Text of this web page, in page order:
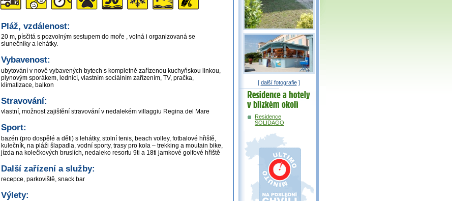
Pláž, vzdálenost:
20 m, písčitá s pozvolným sestupem do moře , volná i organizovaná se
slunečníky a lehátky.
Vybavenost:
ubytování v nově vybavených bytech s kompletně zařízenou kuchyňskou linkou,
plynovým sporákem, lednicí, vlastním sociálním zařízením, TV, pračka,
klimatizace, balkon
Stravování:
vlastní, možnost zajištění stravování v nedalekém villaggiu Regina del Mare
Sport:
bazén (pro dospělé a děti) s lehátky, stolní tenis, beach volley, fotbalové hřiště,
kulečník, na pláži šlapadla, vodní sporty, trasy pro kola – trekking a moutain bike,
jízda na kolečkových bruslích, nedaleko resortu 9ti a 18ti jamkové golfové hřiště
Další zařízení a služby:
recepce, parkoviště, snack bar
Výlety:
[ další fotografie]
Residence a
hotely v okolí
Residence
SOLIDAGO